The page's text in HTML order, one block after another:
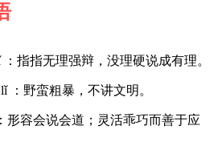
：指指无理强辩，没理硬说成有理。
：野蛮粗暴，不讲文明。
形容会说会道；灵活乖巧而善于应